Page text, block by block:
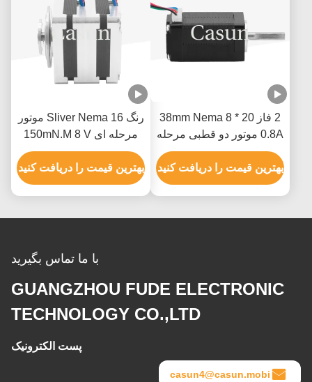
2 فاز 20 * 38mm Nema 8
0.8A موتور دو قطبی مرحله
ای سفارشی برای نور کوچک
چرخش
بهترین قیمت را دریافت کنید
رنگ Sliver Nema 16 موتور
مرحله ای 150mN.M 8 V
چند لایه برای دستگاه
پزشکی
بهترین قیمت را دریافت کنید
با ما تماس بگیرید
GUANGZHOU FUDE ELECTRONIC
TECHNOLOGY CO.,LTD
پست الکترونیک
casun4@casun.mobi